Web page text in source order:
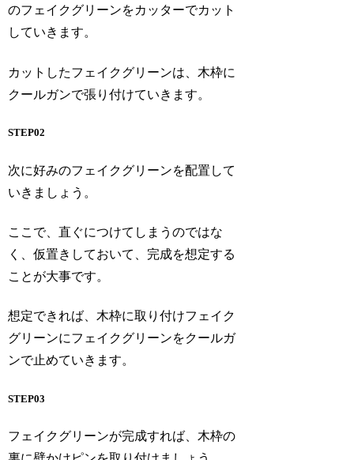
のフェイクグリーンをカッターでカット
していきます。
カットしたフェイクグリーンは、木枠に
クールガンで張り付けていきます。
STEP02
次に好みのフェイクグリーンを配置して
いきましょう。
ここで、直ぐにつけてしまうのではな
く、仮置きしておいて、完成を想定する
こと が大事です。
想定できれば、木枠に取り付けフェイク
グリーンにフェイクグリーンをクールガ
ンで止めていきます。
STEP03
フェイクグリーンが完成すれば、木枠の